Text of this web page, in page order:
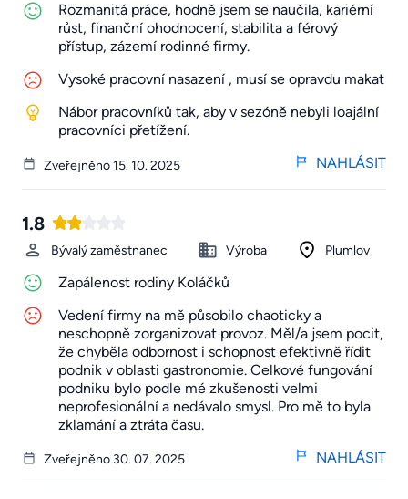
Rozmanitá práce, hodně jsem se naučila, kariérní
růst, finanční ohodnocení, stabilita a férový
přístup, zázemí rodinné firmy.
Vysoké pracovní nasazení , musí se opravdu makat
Nábor pracovníků tak, aby v sezóně nebyli loajální
pracovníci přetížení.
Zveřejněno 15. 10. 2025 NAHLÁSIT
1.8
Bývalý zaměstnanec Výroba Plumlov
Zapálenost rodiny Koláčků
Vedení firmy na mě působilo chaoticky a
neschopně zorganizovat provoz. Měl/a jsem pocit,
že chyběla odbornost i schopnost efektivně řídit
podnik v oblasti gastronomie. Celkové fungování
podniku bylo podle mé zkušenosti velmi
neprofesionální a nedávalo smysl. Pro mě to byla
zklamání a ztráta času.
Zveřejněno 30. 07. 2025 NAHLÁSIT